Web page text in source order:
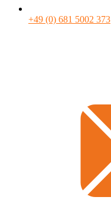
+49 (0) 681 5002 373